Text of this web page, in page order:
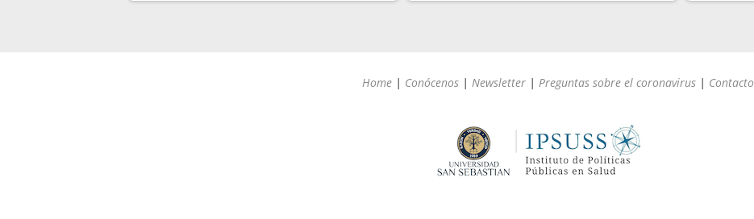
Home | Conócenos | Newsletter | Preguntas sobre el coronavirus | Contacto